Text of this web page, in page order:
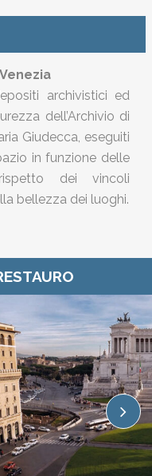
archivistici ed
dell’Archivio di
Giudecca, eseguiti
in funzione delle
dei vincoli
bellezza dei luoghi.